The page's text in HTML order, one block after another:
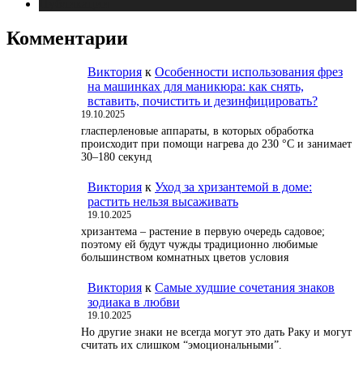
Комментарии
Виктория к Особенности использования фрез
на машинках для маникюра: как снять,
вставить, почистить и дезинфицировать?
19.10.2025
гласперленовые аппараты, в которых обработка
происходит при помощи нагрева до 230 °С и занимает
30–180 секунд
Виктория к Уход за хризантемой в доме:
растить нельзя высаживать
19.10.2025
хризантема – растение в первую очередь садовое;
поэтому ей будут чужды традиционно любимые
большинством комнатных цветов условия
Виктория к Самые худшие сочетания знаков
зодиака в любви
19.10.2025
Но другие знаки не всегда могут это дать Раку и могут
считать их слишком “эмоциональными”.